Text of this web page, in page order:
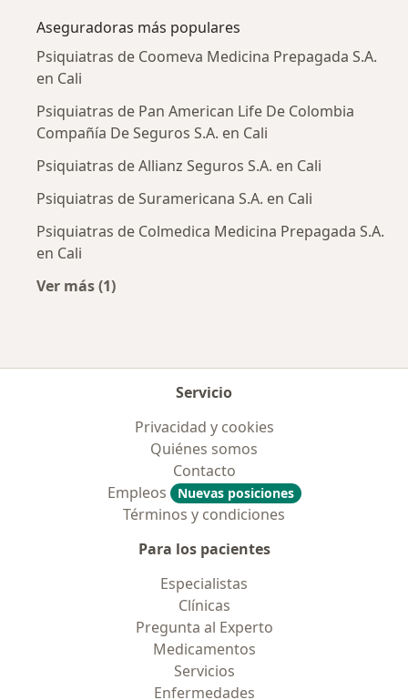
Aseguradoras más populares
Psiquiatras de Coomeva Medicina Prepagada S.A.
en Cali
Psiquiatras de Pan American Life De Colombia
Compañía De Seguros S.A. en Cali
Psiquiatras de Allianz Seguros S.A. en Cali
Psiquiatras de Suramericana S.A. en Cali
Psiquiatras de Colmedica Medicina Prepagada S.A.
en Cali
Ver más (1)
Servicio
Privacidad y cookies
Quiénes somos
Contacto
Empleos
Nuevas posiciones
Términos y condiciones
Para los pacientes
Especialistas
Clínicas
Pregunta al Experto
Medicamentos
Servicios
Enfermedades